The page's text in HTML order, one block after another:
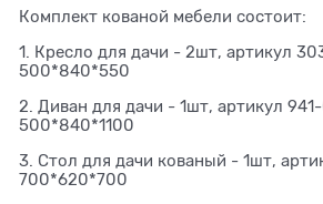
Комплект кованой мебели состоит:
1. Кресло для дачи - 2шт, артикул
500*840*550
2. Диван для дачи - 1шт, артикул
500*840*1100
3. Стол для дачи кованый - 1шт,
700*620*700